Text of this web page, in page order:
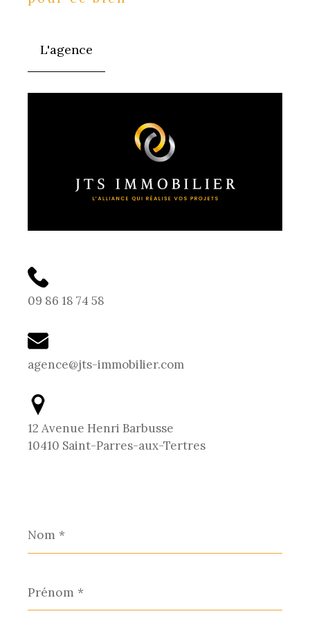
L'agence
09 86 18 74 58
agence@jts-immobilier.com
12 Avenue Henri Barbusse
10410 Saint-Parres-aux-Tertres
*
*